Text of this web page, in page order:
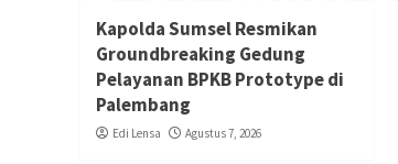
Kapolda Sumsel Resmikan
Groundbreaking Gedung
Pelayanan BPKB Prototype di
Palembang
Edi Lensa Agustus 7, 2026